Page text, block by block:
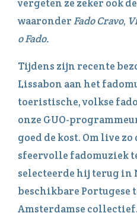
vergeten ze zeker ook
waaronderFado Cravo,
o Fado.
Tijdens zijn recente
Lissabon aan het
toeristische, volkse
onze GUO-
goed de kost. Om live
sfeervolle fadomuziek
selecteerde hij terug in
beschikbare
Amsterdamse